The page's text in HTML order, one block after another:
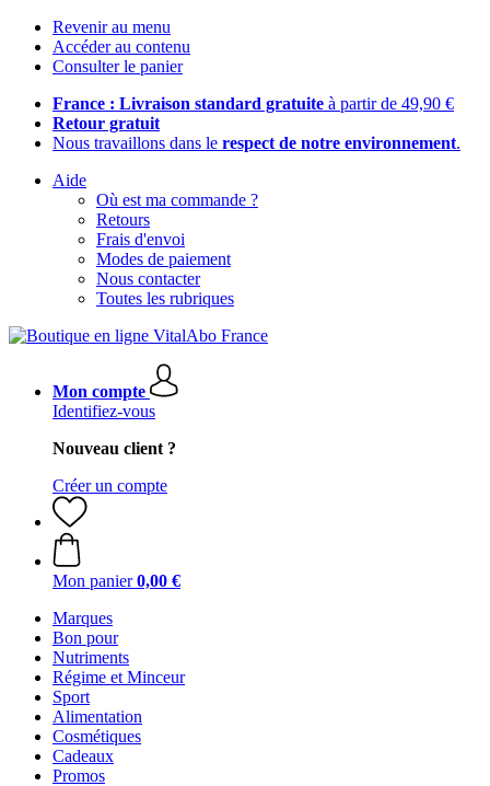
Revenir au menu
Accéder au contenu
Consulter le panier
France : Livraison standard gratuite à partir de 49,90 €
Retour gratuit
Nous travaillons dans le respect de notre environnement.
Aide
Où est ma commande ?
Retours
Frais d'envoi
Modes de paiement
Nous contacter
Toutes les rubriques
Mon compte
Identifiez-vous
Nouveau client ?
Créer un compte
Mon panier 0,00 €
Marques
Bon pour
Nutriments
Régime et Minceur
Sport
Alimentation
Cosmétiques
Cadeaux
Promos